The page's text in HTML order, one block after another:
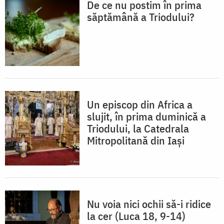
De ce nu postim în prima
săptămână a Triodului?
Un episcop din Africa a
slujit, în prima duminică a
Triodului, la Catedrala
Mitropolitană din Iași
Nu voia nici ochii să-i ridice
la cer (Luca 18, 9-14)